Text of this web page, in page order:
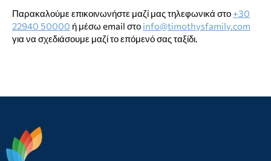
Παρακαλούμε επικοινωνήστε μαζί μας τηλεφωνικά στο +30
22940 50000 ή μέσω email στο info@timothysfamily.com
για να σχεδιάσουμε μαζί το επόμενό σας ταξίδι.